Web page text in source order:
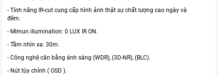
- Tính năng IR-cut cung cấp hình ảnh thật sự chất lượng cao ngày và
đêm.
- Mimun illumination: 0 LUX IR ON.
- Tầm nhìn xa: 30m.
- Công nghệ cân bằng ánh sáng (WDR), (3D-NR), (BLC).
- Nút tùy chỉnh ( OSD ).